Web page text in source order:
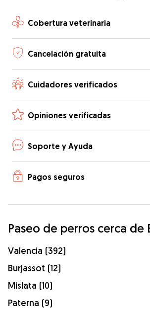
Cobertura veterinaria
Cancelación gratuita
Cuidadores verificados
Opiniones verificadas
Soporte y Ayuda
Pagos seguros
Paseo de perros cerca de
Valencia (392)
Burjassot (12)
Mislata (10)
Paterna (9)